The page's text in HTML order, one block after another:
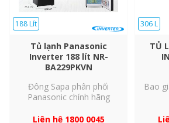
Kiểm soát nhiệt độ riêng
188 Lít
Tủ lạnh Panasonic
Inverter 188 lít NR-
BA229PKVN
Đông Sapa phân phối
Panasonic chính hãng
Liên hệ 1800 0045
306 L
TỦ
Bao